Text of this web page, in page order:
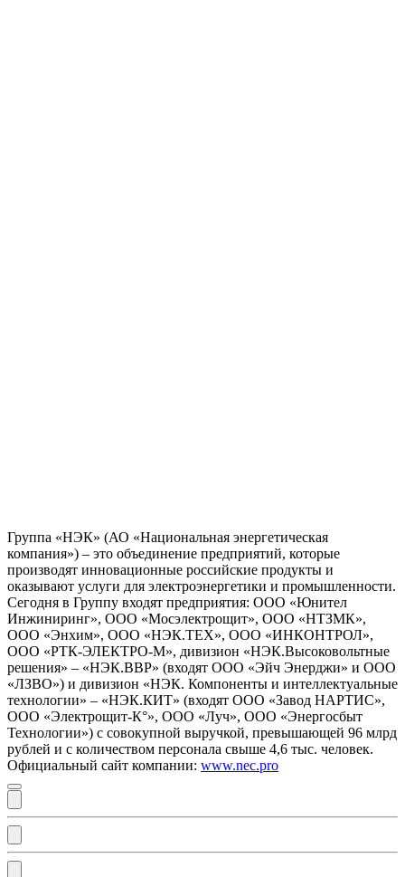
Группа «НЭК» (АО «Национальная энергетическая
компания») – это объединение предприятий, которые
производят инновационные российские продукты и
оказывают услуги для электроэнергетики и промышленности.
Сегодня в Группу входят предприятия: ООО «Юнител
Инжиниринг», ООО «Мосэлектрощит», ООО «НТЗМК»,
ООО «Энхим», ООО «НЭК.ТЕХ», ООО «ИНКОНТРОЛ»,
ООО «РТК-ЭЛЕКТРО-М», дивизион «НЭК.Высоковольтные
решения» – «НЭК.ВВР» (входят ООО «Эйч Энерджи» и ООО
«ЛЗВО») и дивизион «НЭК. Компоненты и интеллектуальные
технологии» – «НЭК.КИТ» (входят ООО «Завод НАРТИС»,
ООО «Электрощит-К°», ООО «Луч», ООО «Энергосбыт
Технологии») с совокупной выручкой, превышающей 96 млрд
рублей и с количеством персонала свыше 4,6 тыс. человек.
Официальный сайт компании: www.nec.pro